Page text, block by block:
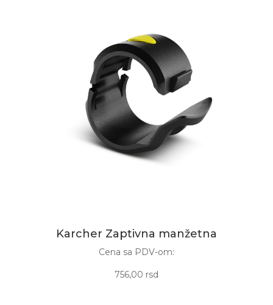
Karcher Zaptivna manžetna
Cena sa PDV-om:
756,00 rsd